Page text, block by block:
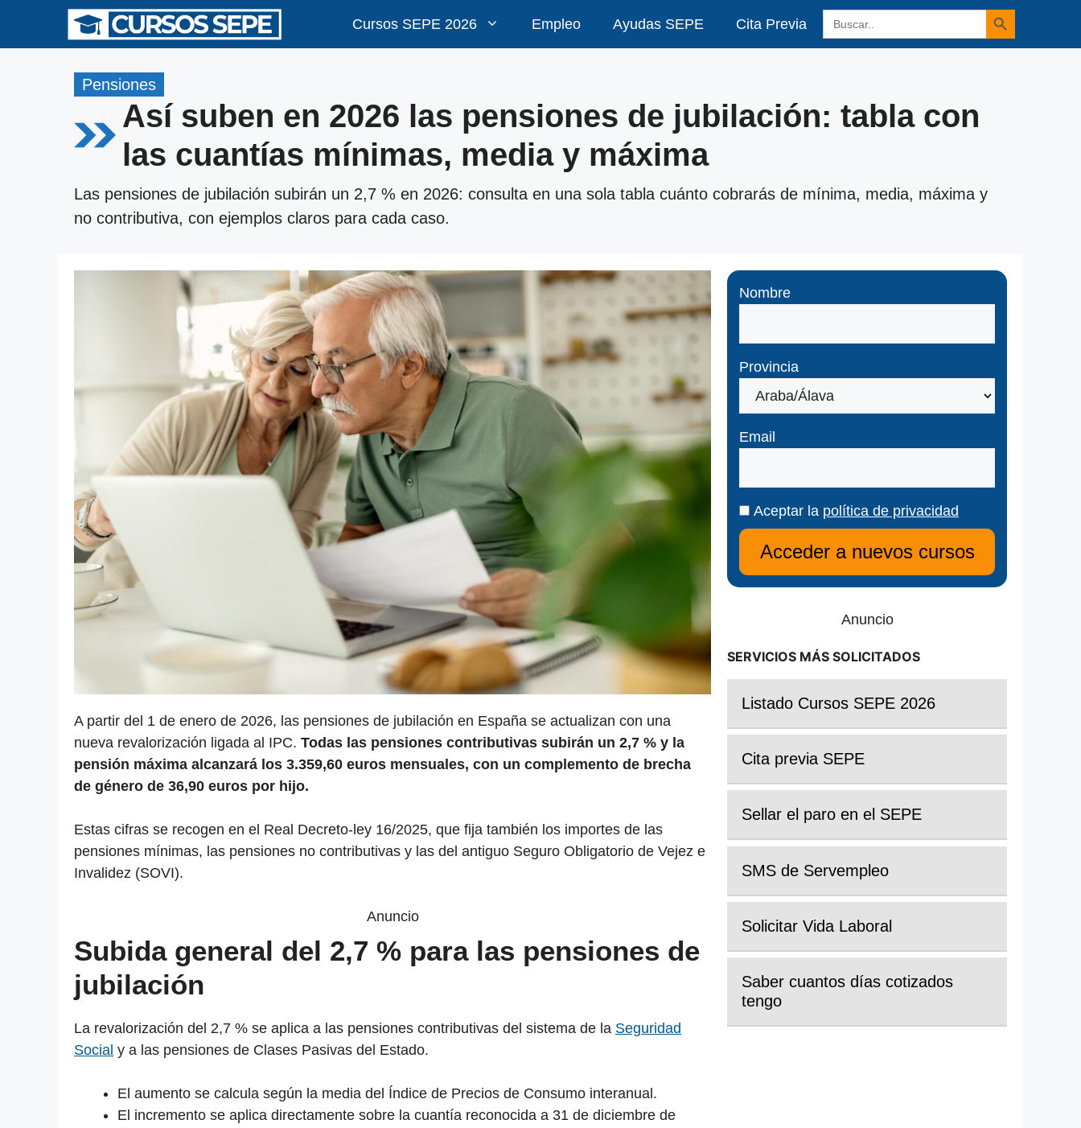
contenido
Cursos SEPE 2026 Empleo Ayudas SEPE Cita Previa Buscar: Botón de búsqueda
Pensiones
Así suben en 2026 las pensiones de jubilación: tabla con
las cuantías mínimas, media y máxima
Las pensiones de jubilación subirán un 2,7 % en 2026: consulta en una sola tabla cuánto cobrarás de mínima, media, máxima y
no contributiva, con ejemplos claros para cada caso.
A partir del 1 de enero de 2026, las pensiones de jubilación en España se actualizan con una
nueva revalorización ligada al IPC. Todas las pensiones contributivas subirán un 2,7 % y la
pensión máxima alcanzará los 3.359,60 euros mensuales, con un complemento de brecha
de género de 36,90 euros por hijo.
Estas cifras se recogen en el Real Decreto-ley 16/2025, que fija también los importes de las
pensiones mínimas, las pensiones no contributivas y las del antiguo Seguro Obligatorio de Vejez e
Invalidez (SOVI).
Anuncio
Subida general del 2,7 % para las pensiones de
jubilación
La revalorización del 2,7 % se aplica a las pensiones contributivas del sistema de la Seguridad
Social y a las pensiones de Clases Pasivas del Estado.
El aumento se calcula según la media del Índice de Precios de Consumo interanual.
El incremento se aplica directamente sobre la cuantía reconocida a 31 de diciembre de
Nombre
Provincia
Email
Aceptar la política de privacidad
Anuncio
SERVICIOS MÁS SOLICITADOS
Listado Cursos SEPE 2026
Cita previa SEPE
Sellar el paro en el SEPE
SMS de Servempleo
Solicitar Vida Laboral
Saber cuantos días cotizados
tengo